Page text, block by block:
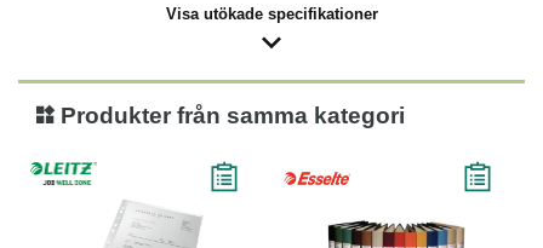
Visa utökade specifikationer
Produkter från samma kategori